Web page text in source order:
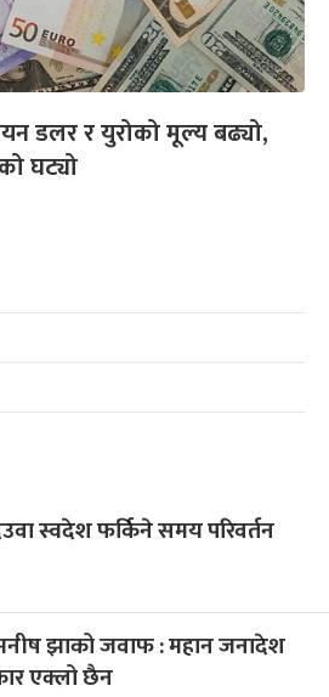
डलर र युरोको मूल्य बढ्यो,
घट्यो
स्वदेश फर्किने समय परिवर्तन
झाको जवाफ : महान जनादेश
एक्लो छैन